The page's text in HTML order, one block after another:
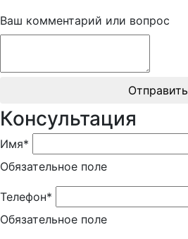
Ваш комментарий или вопрос
Отправить
Консультация
Имя*
Обязательное поле
Телефон*
Обязательное поле